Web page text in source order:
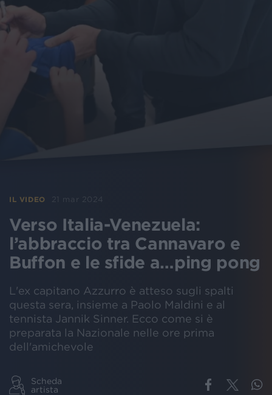
IL VIDEO 21 mar 2024
Verso Italia-Venezuela:
l’abbraccio tra Cannavaro e
Buffon e le sfide a…ping pong
L'ex capitano Azzurro è atteso sugli spalti
questa sera, insieme a Paolo Maldini e al
tennista Jannik Sinner. Ecco come si è
preparata la Nazionale nelle ore prima
dell'amichevole
Scheda
artista